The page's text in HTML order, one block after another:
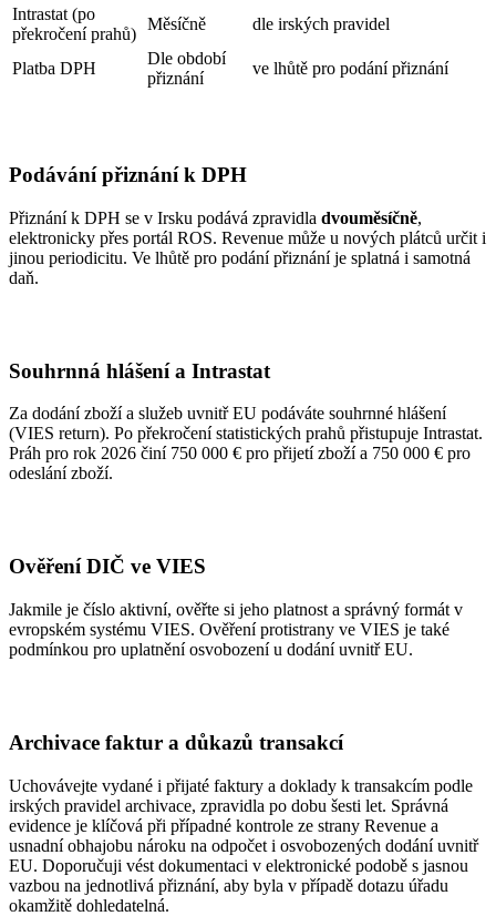
Intrastat (po
překročení prahů)
Měsíčně dle irských pravidel
Platba DPH
Dle období
přiznání
ve lhůtě pro podání přiznání
Podávání přiznání k DPH
Přiznání k DPH se v Irsku podává zpravidla dvouměsíčně,
elektronicky přes portál ROS. Revenue může u nových plátců určit i
jinou periodicitu. Ve lhůtě pro podání přiznání je splatná i samotná
daň.
Souhrnná hlášení a Intrastat
Za dodání zboží a služeb uvnitř EU podáváte souhrnné hlášení
(VIES return). Po překročení statistických prahů přistupuje Intrastat.
Práh pro rok 2026 činí 750 000 € pro přijetí zboží a 750 000 € pro
odeslání zboží.
Ověření DIČ ve VIES
Jakmile je číslo aktivní, ověřte si jeho platnost a správný formát v
evropském systému VIES. Ověření protistrany ve VIES je také
podmínkou pro uplatnění osvobození u dodání uvnitř EU.
Archivace faktur a důkazů transakcí
Uchovávejte vydané i přijaté faktury a doklady k transakcím podle
irských pravidel archivace, zpravidla po dobu šesti let. Správná
evidence je klíčová při případné kontrole ze strany Revenue a
usnadní obhajobu nároku na odpočet i osvobozených dodání uvnitř
EU. Doporučuji vést dokumentaci v elektronické podobě s jasnou
vazbou na jednotlivá přiznání, aby byla v případě dotazu úřadu
okamžitě dohledatelná.